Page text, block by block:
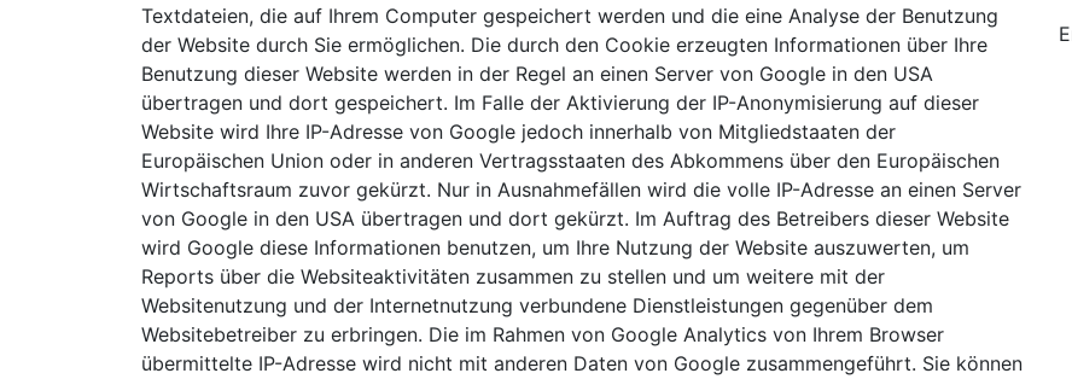
Textdateien, die auf Ihrem Computer gespeichert werden und die eine Analyse der Benutzung
der Website durch Sie ermöglichen. Die durch den Cookie erzeugten Informationen über Ihre
Benutzung dieser Website werden in der Regel an einen Server von Google in den USA
übertragen und dort gespeichert. Im Falle der Aktivierung der IP-Anonymisierung auf dieser
Website wird Ihre IP-Adresse von Google jedoch innerhalb von Mitgliedstaaten der
Europäischen Union oder in anderen Vertragsstaaten des Abkommens über den Europäischen
Wirtschaftsraum zuvor gekürzt. Nur in Ausnahmefällen wird die volle IP-Adresse an einen Server
von Google in den USA übertragen und dort gekürzt. Im Auftrag des Betreibers dieser Website
wird Google diese Informationen benutzen, um Ihre Nutzung der Website auszuwerten, um
Reports über die Websiteaktivitäten zusammen zu stellen und um weitere mit der
Websitenutzung und der Internetnutzung verbundene Dienstleistungen gegenüber dem
Websitebetreiber zu erbringen. Die im Rahmen von Google Analytics von Ihrem Browser
übermittelte IP-Adresse wird nicht mit anderen Daten von Google zusammengeführt. Sie können